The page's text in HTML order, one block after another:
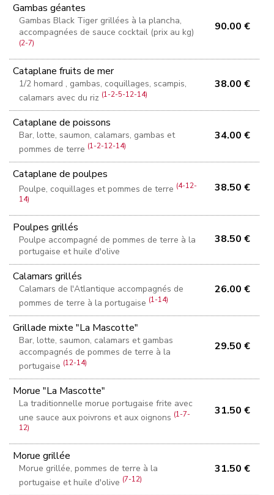
Gambas géantes
Gambas Black Tiger grillées à la plancha,
accompagnées de sauce cocktail (prix au kg)
(2-7)
90.00 €
Cataplane fruits de mer
1/2 homard , gambas, coquillages, scampis,
calamars avec du riz (1-2-5-12-14)
38.00 €
Cataplane de poissons
Bar, lotte, saumon, calamars, gambas et
pommes de terre (1-2-12-14)
34.00 €
Cataplane de poulpes
Poulpe, coquillages et pommes de terre (4-12-
14)
38.50 €
Poulpes grillés
Poulpe accompagné de pommes de terre à la
portugaise et huile d'olive
38.50 €
Calamars grillés
Calamars de l'Atlantique accompagnés de
pommes de terre à la portugaise (1-14)
26.00 €
Grillade mixte "La Mascotte"
Bar, lotte, saumon, calamars et gambas
accompagnés de pommes de terre à la
portugaise (12-14)
29.50 €
Morue "La Mascotte"
La traditionnelle morue portugaise frite avec
une sauce aux poivrons et aux oignons (1-7-
12)
31.50 €
Morue grillée
Morue grillée, pommes de terre à la
portugaise et huile d'olive (7-12)
31.50 €